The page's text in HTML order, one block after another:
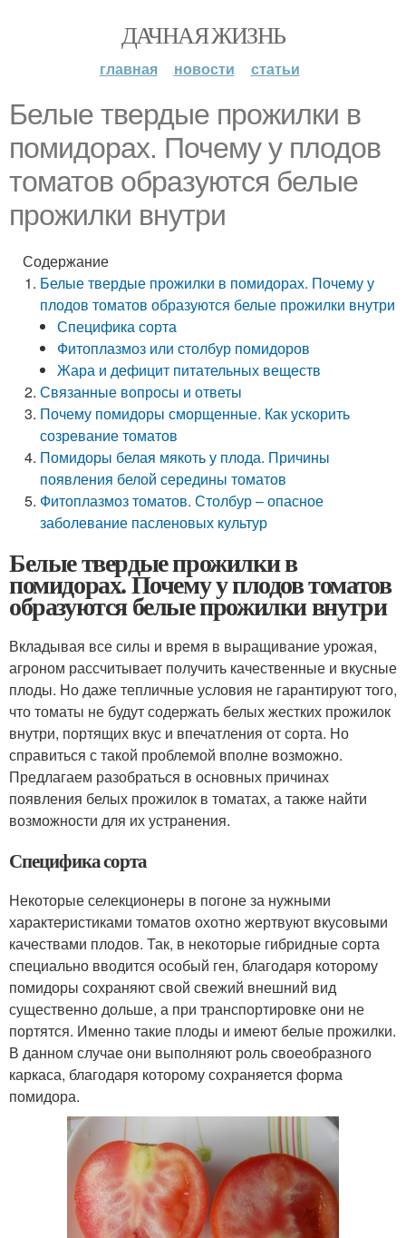
ДАЧНАЯ ЖИЗНЬ
главная новости статьи
Белые твердые прожилки в
помидорах. Почему у плодов
томатов образуются белые
прожилки внутри
Содержание
Белые твердые прожилки в помидорах. Почему у
плодов томатов образуются белые прожилки внутри
Специфика сорта
Фитоплазмоз или столбур помидоров
Жара и дефицит питательных веществ
Связанные вопросы и ответы
Почему помидоры сморщенные. Как ускорить
созревание томатов
Помидоры белая мякоть у плода. Причины
появления белой середины томатов
Фитоплазмоз томатов. Столбур – опасное
заболевание пасленовых культур
Белые твердые прожилки в
помидорах. Почему у плодов томатов
образуются белые прожилки внутри
Вкладывая все силы и время в выращивание урожая,
агроном рассчитывает получить качественные и вкусные
плоды. Но даже тепличные условия не гарантируют того,
что томаты не будут содержать белых жестких прожилок
внутри, портящих вкус и впечатления от сорта. Но
справиться с такой проблемой вполне возможно.
Предлагаем разобраться в основных причинах
появления белых прожилок в томатах, а также найти
возможности для их устранения.
Специфика сорта
Некоторые селекционеры в погоне за нужными
характеристиками томатов охотно жертвуют вкусовыми
качествами плодов. Так, в некоторые гибридные сорта
специально вводится особый ген, благодаря которому
помидоры сохраняют свой свежий внешний вид
существенно дольше, а при транспортировке они не
портятся. Именно такие плоды и имеют белые прожилки.
В данном случае они выполняют роль своеобразного
каркаса, благодаря которому сохраняется форма
помидора.